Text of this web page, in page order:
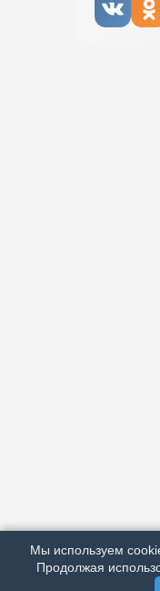
РЕКЛАМА У НАС
МЫ В СОЦСЕТЯХ
Мы используем
Продолжая